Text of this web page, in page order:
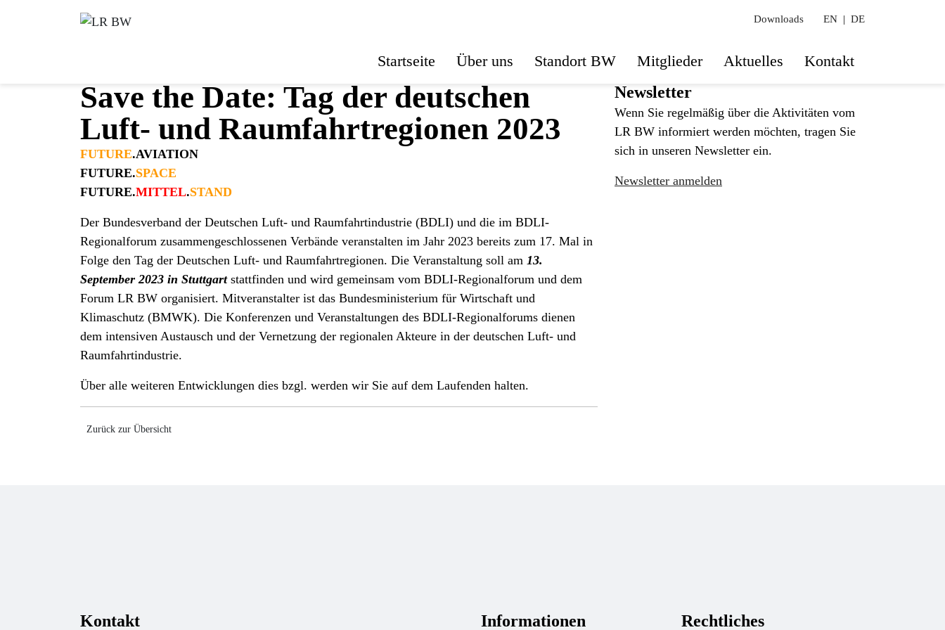
Downloads EN | DE
Startseite Über uns Standort BW Mitglieder Aktuelles Kontakt
Save the Date: Tag der deutschen
Luft- und Raumfahrtregionen 2023
FUTURE.AVIATION
FUTURE.SPACE
FUTURE.MITTEL.STAND
Der Bundesverband der Deutschen Luft- und Raumfahrtindustrie (BDLI) und die im BDLI-
Regionalforum zusammengeschlossenen Verbände veranstalten im Jahr 2023 bereits zum 17. Mal in
Folge den Tag der Deutschen Luft- und Raumfahrtregionen. Die Veranstaltung soll am 13.
September 2023 in Stuttgartstattfinden und wird gemeinsam vom BDLI-Regionalforum und dem
Forum LR BW organisiert. Mitveranstalter ist das Bundesministerium für Wirtschaft und
Klimaschutz (BMWK). Die Konferenzen und Veranstaltungen des BDLI-Regionalforums dienen
dem intensiven Austausch und der Vernetzung der regionalen Akteure in der deutschen Luft- und
Raumfahrtindustrie.
Über alle weiteren Entwicklungen dies bzgl. werden wir Sie auf dem Laufenden halten.
Zurück zur Übersicht
Newsletter
Wenn Sie regelmäßig über die Aktivitäten vom
LR BW informiert werden möchten, tragen Sie
sich in unseren Newsletter ein.
Newsletter anmelden
Kontakt Informationen Rechtliches